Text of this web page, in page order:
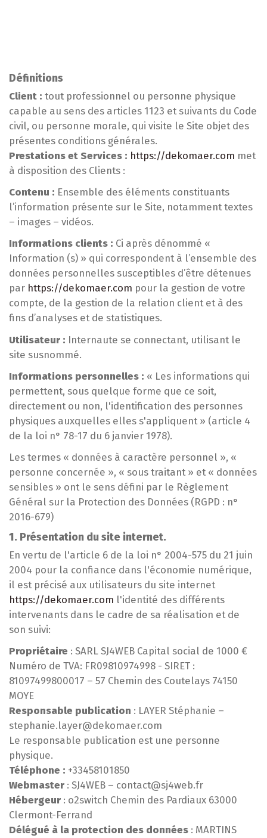
Définitions
Client : tout professionnel ou personne physique
capable au sens des articles 1123 et suivants du Code
civil, ou personne morale, qui visite le Site objet des
présentes conditions générales.
Prestations et Services : https://dekomaer.com met
à disposition des Clients :
Contenu : Ensemble des éléments constituants
l’information présente sur le Site, notamment textes
– images – vidéos.
Informations clients : Ci après dénommé «
Information (s) » qui correspondent à l’ensemble des
données personnelles susceptibles d’être détenues
par https://dekomaer.com pour la gestion de votre
compte, de la gestion de la relation client et à des
fins d’analyses et de statistiques.
Utilisateur : Internaute se connectant, utilisant le
site susnommé.
Informations personnelles : « Les informations qui
permettent, sous quelque forme que ce soit,
directement ou non, l'identification des personnes
physiques auxquelles elles s'appliquent » (article 4
de la loi n° 78-17 du 6 janvier 1978).
Les termes « données à caractère personnel », «
personne concernée », « sous traitant » et « données
sensibles » ont le sens défini par le Règlement
Général sur la Protection des Données (RGPD : n°
2016-679)
1. Présentation du site internet.
En vertu de l'article 6 de la loi n° 2004-575 du 21 juin
2004 pour la confiance dans l'économie numérique,
il est précisé aux utilisateurs du site internet
https://dekomaer.com l'identité des différents
intervenants dans le cadre de sa réalisation et de
son suivi:
Propriétaire : SARL SJ4WEB Capital social de 1000 €
Numéro de TVA: FR09810974998 - SIRET :
81097499800017 – 57 Chemin des Coutelays 74150
MOYE
Responsable publication : LAYER Stéphanie –
stephanie.layer@dekomaer.com
Le responsable publication est une personne
physique.
Téléphone : +33458101850
Webmaster : SJ4WEB – contact@sj4web.fr
Hébergeur : o2switch Chemin des Pardiaux 63000
Clermont-Ferrand
Délégué à la protection des données : MARTINS